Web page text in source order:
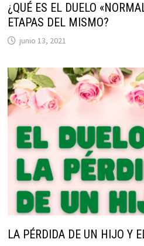
¿QUÉ ES EL DUELO
ETAPAS DEL MISMO?
junio 13, 2021
LA PÉRDIDA DE UN HIJO Y